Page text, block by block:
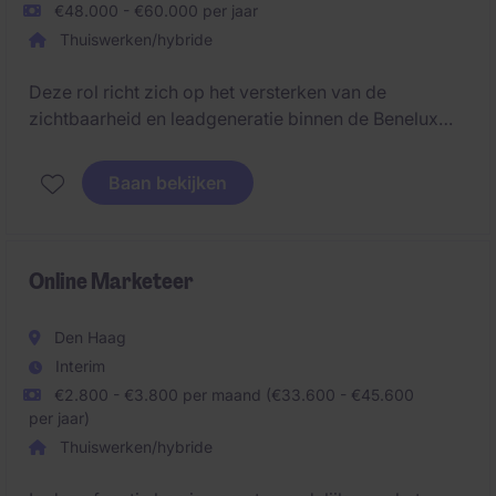
€48.000 - €60.000 per jaar
Thuiswerken/hybride
Deze rol richt zich op het versterken van de
zichtbaarheid en leadgeneratie binnen de Benelux
samenwerking met sales, dealers en internationale
teams. Je combineert strategie en uitvoering, van
Baan bekijken
Online Marketeer
Den Haag
Interim
€2.800 - €3.800 per maand (€33.600 - €45.600
per jaar)
Thuiswerken/hybride